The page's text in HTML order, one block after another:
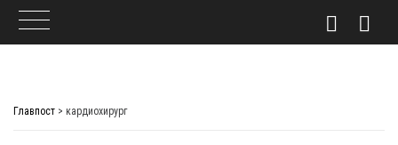
Главпост > кардиохирург